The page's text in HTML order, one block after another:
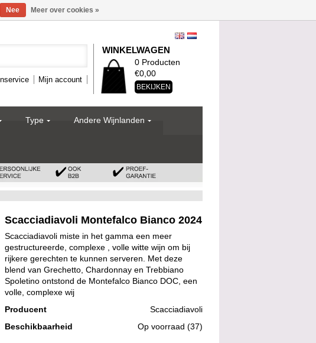
Mijn account
WINKELWAGEN
0 Producten
€0,00
BEKIJKEN
Type Andere Wijnlanden
Scacciadiavoli Montefalco Bianco 2024
Scacciadiavoli miste in het gamma een meer
gestructureerde, complexe , volle witte wijn om bij
rijkere gerechten te kunnen serveren. Met deze
blend van Grechetto, Chardonnay en Trebbiano
Spoletino ontstond de Montefalco Bianco DOC, een
volle, complexe wij
Producent
Scacciadiavoli
Beschikbaarheid
Op voorraad (37)
Nee Meer over cookies »